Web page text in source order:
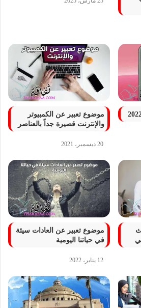
موضوع تعبير عن الكمبيوتر
والإنترنت قصيرة جداً بالعناصر
20 ديسمبر، 2021
موضوع تعبير عن العادات سيئة
في حياتنا اليومية
12 يناير، 2022